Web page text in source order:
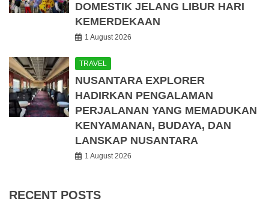
DOMESTIK JELANG LIBUR HARI
KEMERDEKAAN
1 August 2026
TRAVEL
NUSANTARA EXPLORER
HADIRKAN PENGALAMAN
PERJALANAN YANG MEMADUKAN
KENYAMANAN, BUDAYA, DAN
LANSKAP NUSANTARA
1 August 2026
RECENT POSTS